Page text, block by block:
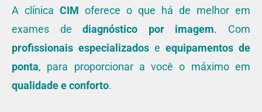
A clínica CIM oferece o que há de melhor em
exames dediagnóstico por imagem. Com
profissionais especializados e equipamentos de
ponta, para proporcionar a você o máximo em
qualidade e conforto.